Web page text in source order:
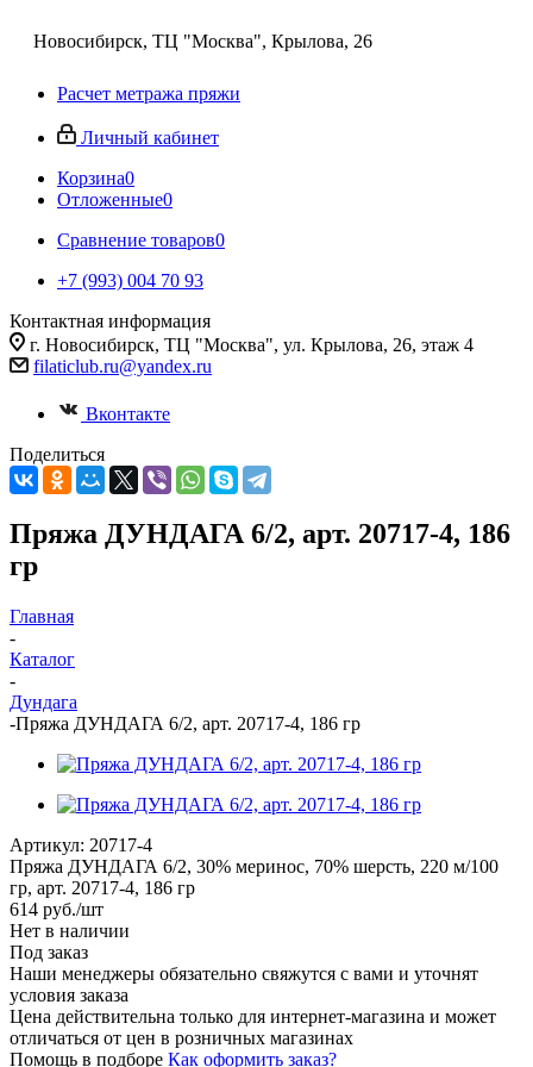
Новосибирск, ТЦ "Москва", Крылова, 26
Расчет метража пряжи
Личный кабинет
Корзина0
Отложенные0
Сравнение товаров0
+7 (993) 004 70 93
Контактная информация
г. Новосибирск, ТЦ "Москва", ул. Крылова, 26, этаж 4
filaticlub.ru@yandex.ru
Вконтакте
Поделиться
Пряжа ДУНДАГА 6/2, арт. 20717-4, 186
гр
Главная
-
Каталог
-
Дундага
-Пряжа ДУНДАГА 6/2, арт. 20717-4, 186 гр
Артикул: 20717-4
Пряжа ДУНДАГА 6/2, 30% меринос, 70% шерсть, 220 м/100
гр, арт. 20717-4, 186 гр
614 руб./шт
Нет в наличии
Под заказ
Наши менеджеры обязательно свяжутся с вами и уточнят
условия заказа
Цена действительна только для интернет-магазина и может
отличаться от цен в розничных магазинах
Помощь в подборе Как оформить заказ?